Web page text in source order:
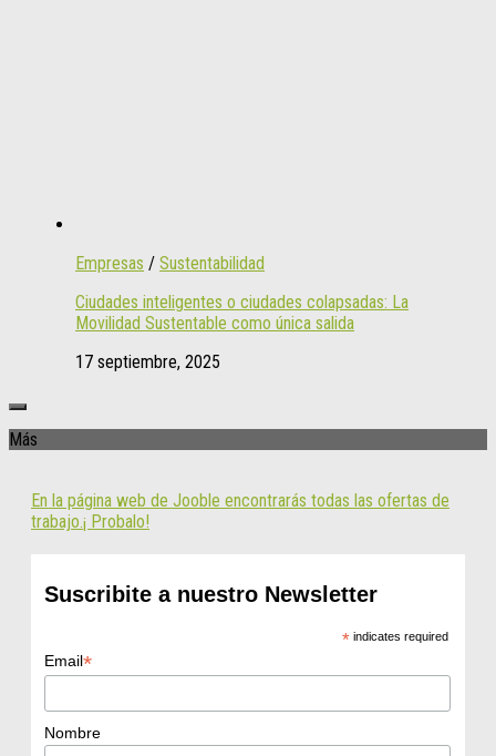
Empresas / Sustentabilidad
Ciudades inteligentes o ciudades colapsadas: La
Movilidad Sustentable como única salida
17 septiembre, 2025
Más
En la página web de Jooble encontrarás todas las ofertas de
trabajo.¡ Probalo!
Suscribite a nuestro Newsletter
*indicates required
Email*
Nombre